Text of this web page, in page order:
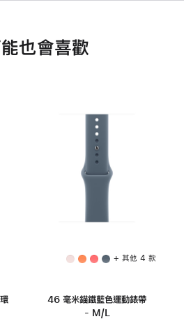
也會喜歡
+ 其他 4 款
46 毫米錨鐵藍色運動錶帶
- M/L